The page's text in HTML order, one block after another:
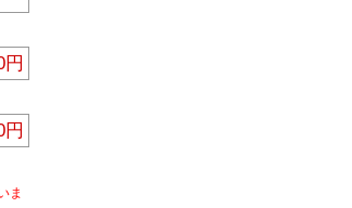
円
円
ま